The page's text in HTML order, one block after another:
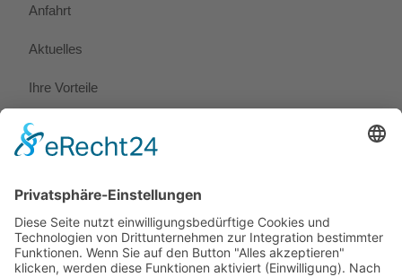
Anfahrt
Aktuelles
Ihre Vorteile
Referenzen
Stellenangebote